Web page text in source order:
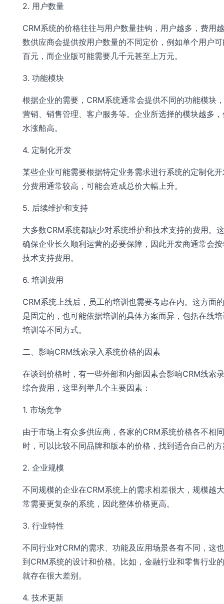
2. 用户数量
CRM系统的价格往往与用户数量挂钩，用户越多，费用
数供应商会提供按用户数量的不同定价，例如单个用户
百元，而企业版可能需要几千元甚至上万元。
3. 功能模块
根据企业的需要，CRM系统通常会提供不同的功能模块
营销、销售管理、客户服务等。企业所选择的模块越多
水涨船高。
4. 定制化开发
某些企业可能需要根据特定业务需求进行系统的定制化
分费用通常较高，可能会造成总价大幅上升。
5. 后续维护和支持
大多数CRM系统都缺少对系统维护和技术支持的费用。
确保企业长久顺利运营的必要保障，因此开发商通常会
技术支持费用。
6. 培训费用
CRM系统上线后，员工的培训也需要考虑在内。这方面
是固定的，也可能依据培训的具体方案而异，包括在线
培训等不同方式。
二、影响CRM线索录入系统价格的因素
在谈到价格时，有一些外部和内部因素会影响CRM线索
综合费用，这里列举几个主要因素：
1. 市场竞争
由于市场上有众多供应商，各家的CRM系统价格各不相
时，可以比较不同品牌和版本的价格，找到适合自己的
2. 企业规模
不同规模的企业在CRM系统上的需求相差很大，规模越
常需要更复杂的系统，因此整体价格更高。
3. 行业特性
不同行业对CRM的需求、功能及应用场景各有不同，这
到CRM系统的设计和价格。比如，金融行业和零售行业
就存在很大差别。
4. 技术更新